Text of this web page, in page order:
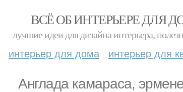
ВСЁ ОБ ИНТЕРЬЕРЕ ДЛЯ
лучшие идеи для дизайна интерьера,
интерьер для дома интерьер для
Англада камараса,